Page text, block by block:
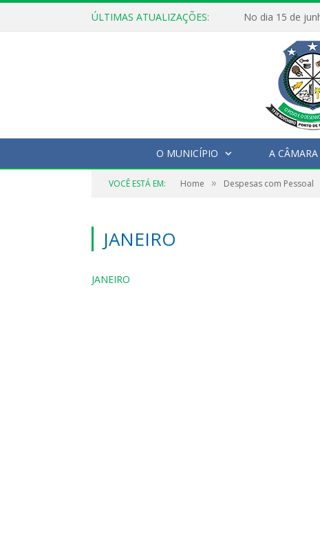
ÚLTIMAS ATUALIZAÇÕES:
O MUNICÍPIO A CÂMARA
VOCÊ ESTÁ EM: Home » Despesas com Pessoal
JANEIRO
JANEIRO